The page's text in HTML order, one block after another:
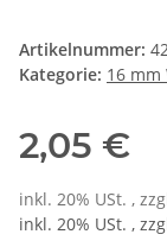
Artikelnummer:
Kategorie: 16 mm
2,05 €
inkl. 20% USt. ,
inkl. 20% USt. ,